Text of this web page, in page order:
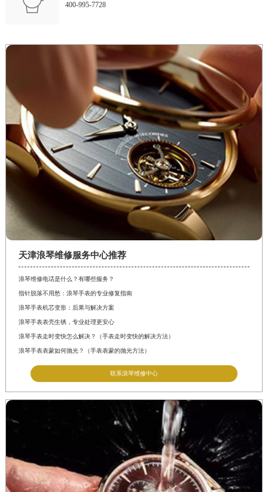
400-995-7728
天津浪琴维修服务中心推荐
浪琴维修电话是什么？有哪些服务？
指针脱落不用愁：浪琴手表的专业修复指南
浪琴手表机芯变形：后果与解决方案
浪琴手表表壳生锈，专业处理更安心
浪琴手表走时变快怎么解决？（手表走时变快的解决方法）
浪琴手表表蒙如何抛光？（手表表蒙的抛光方法）
联系浪琴维修中心